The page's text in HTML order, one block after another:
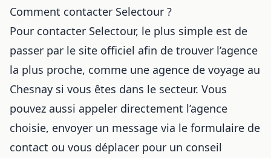
Comment contacter Selectour ?
Pour contacter Selectour, le plus simple est de
passer par le site officiel afin de trouver l’agence
la plus proche, comme une agence de voyage au
Chesnay si vous êtes dans le secteur. Vous
pouvez aussi appeler directement l’agence
choisie, envoyer un message via le formulaire de
contact ou vous déplacer pour un conseil